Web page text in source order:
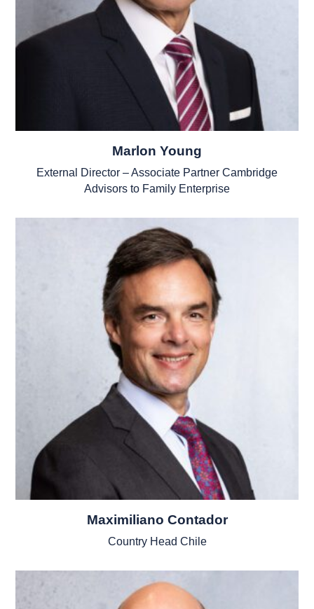
Marlon Young
External Director – Associate Partner Cambridge
Advisors to Family Enterprise
Maximiliano Contador
Country Head Chile